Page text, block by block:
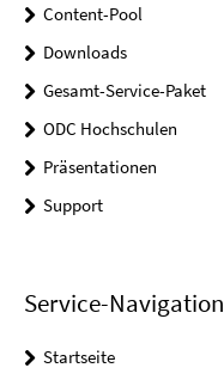
Content-Pool
Downloads
Gesamt-Service-Paket
ODC Hochschulen
Präsentationen
Support
Service-Navigation
Startseite